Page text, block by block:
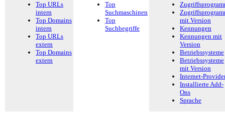
Top URLs
intern
Top Domains
intern
Top URLs
extern
Top Domains
extern
Top
Suchmaschinen
Top
Suchbegriffe
mit Version
Kennungen
Kennungen mit
Version
Betriebssysteme
Betriebssysteme
mit Version
Internet-
Installierte Add-
Ons
Sprache